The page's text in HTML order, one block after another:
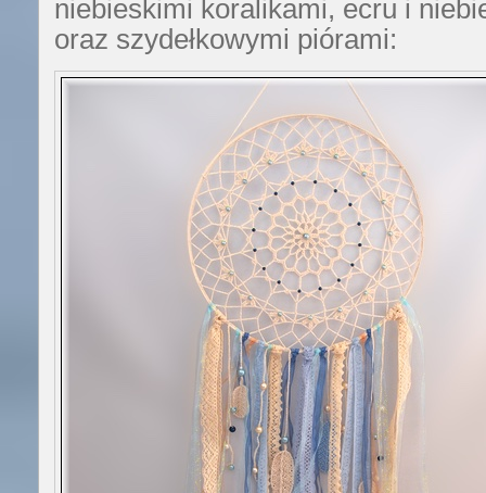
niebieskimi koralikami, ecru i
oraz szydełkowymi piórami: